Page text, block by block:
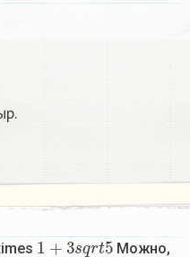
1+3sqrt5
Можно,